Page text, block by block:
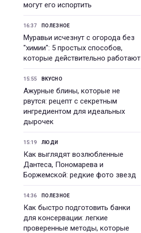
могут его испортить
16:37 ПОЛЕЗНОЕ
Муравьи исчезнут с огорода без
"химии": 5 простых способов,
которые действительно работают
15:55 ВКУСНО
Ажурные блины, которые не
рвутся: рецепт с секретным
ингредиентом для идеальных
дырочек
15:19 ЛЮДИ
Как выглядят возлюбленные
Дантеса, Пономарева и
Боржемской: редкие фото звезд
14:36 ПОЛЕЗНОЕ
Как быстро подготовить банки
для консервации: легкие
проверенные методы, которые